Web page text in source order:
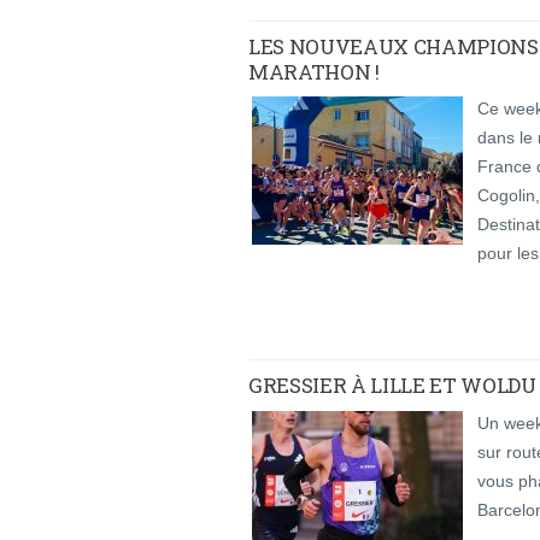
LES NOUVEAUX
MARATHON !
Ce
dans le
France
pour
GRESSIER À LILLE ET
Un
sur
vous